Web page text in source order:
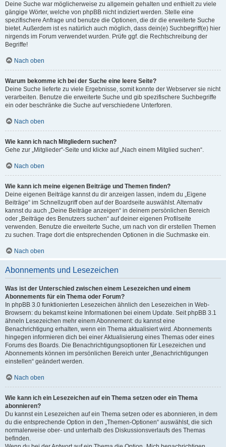
Deine Suche war möglicherweise zu allgemein gehalten und enthielt zu viele
gängige Wörter, welche von phpBB nicht indiziert werden. Stelle eine
spezifischere Anfrage und benutze die Optionen, die dir die erweiterte Suche
bietet. Außerdem ist es natürlich auch möglich, dass dein(e) Suchbegriff(e) hier
nirgends im Forum verwendet wurden. Prüfe ggf. die Rechtschreibung der
Begriffe!
Nach oben
Warum bekomme ich bei der Suche eine leere Seite?
Deine Suche lieferte zu viele Ergebnisse, somit konnte der Webserver sie nicht
verarbeiten. Benutze die erweiterte Suche und gib spezifischere Suchbegriffe
ein oder beschränke die Suche auf verschiedene Unterforen.
Nach oben
Wie kann ich nach Mitgliedern suchen?
Gehe zur „Mitglieder“-Seite und klicke auf „Nach einem Mitglied suchen“.
Nach oben
Wie kann ich meine eigenen Beiträge und Themen finden?
Deine eigenen Beiträge kannst du dir anzeigen lassen, indem du „Eigene
Beiträge“ im Schnellzugriff oben auf der Boardseite auswählst. Alternativ
kannst du auch „Deine Beiträge anzeigen“ in deinem persönlichen Bereich
oder „Beiträge des Benutzers suchen“ auf deiner eigenen Profilseite
verwenden. Benutze die erweiterte Suche, um nach von dir erstellen Themen
zu suchen. Trage dort die entsprechenden Optionen in die Suchmaske ein.
Nach oben
Abonnements und Lesezeichen
Was ist der Unterschied zwischen einem Lesezeichen und einem
Abonnements für ein Thema oder Forum?
In phpBB 3.0 funktionierten Lesezeichen ähnlich den Lesezeichen in Web-
Browsern: du bekamst keine Informationen bei einem Update. Seit phpBB 3.1
ähneln Lesezeichen mehr einem Abonnement: du kannst eine
Benachrichtigung erhalten, wenn ein Thema aktualisiert wird. Abonnements
hingegen informieren dich bei einer Aktualisierung eines Themas oder eines
Forums des Boards. Die Benachrichtigungsoptionen für Lesezeichen und
Abonnements können im persönlichen Bereich unter „Benachrichtigungen
einstellen“ geändert werden.
Nach oben
Wie kann ich ein Lesezeichen auf ein Thema setzen oder ein Thema
abonnieren?
Du kannst ein Lesezeichen auf ein Thema setzen oder es abonnieren, in dem
du die entsprechende Option in den „Themen-Optionen“ auswählst, die sich
normalerweise ober- und unterhalb des Diskussionsverlaufs des Themas
befinden.